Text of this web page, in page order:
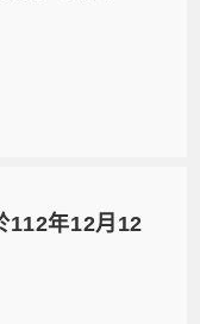
112年12月12